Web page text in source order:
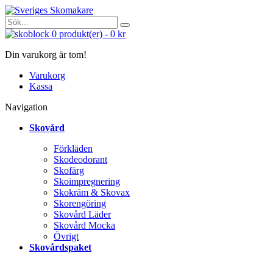
0 produkt(er) - 0 kr
Din varukorg är tom!
Varukorg
Kassa
Navigation
Skovård
Förkläden
Skodeodorant
Skofärg
Skoimpregnering
Skokräm & Skovax
Skorengöring
Skovård Läder
Skovård Mocka
Övrigt
Skovårdspaket